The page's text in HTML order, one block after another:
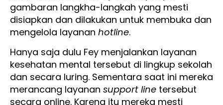
gambaran langkha-langkah yang mesti
disiapkan dan dilakukan untuk membuka dan
mengelola layanan hotline.
Hanya saja dulu Fey menjalankan layanan
kesehatan mental tersebut di lingkup sekolah
dan secara luring. Sementara saat ini mereka
merancang layanan support line tersebut
secara online. Karena itu mereka mesti